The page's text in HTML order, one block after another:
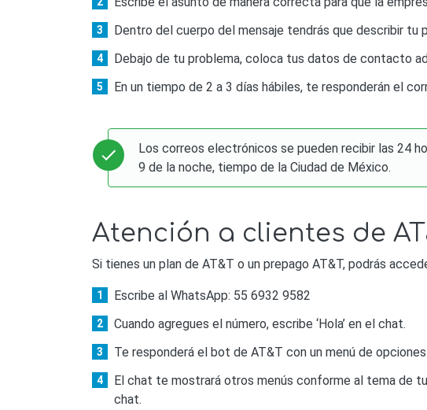
Dentro del cuerpo del mensaje tendrás que describir tu
Debajo de tu problema, coloca tus datos de contacto
En un tiempo de 2 a 3 días hábiles, te responderán el
Los correos electrónicos se pueden recibir las 24
9 de la noche, tiempo de la Ciudad de México.
Atención a clientes de
Si tienes un plan de AT&T o un prepago AT&T, podrás
Escribe al WhatsApp: 55 6932 9582
Cuando agregues el número, escribe ‘Hola’ en el chat.
Te responderá el bot de AT&T con un menú de
El chat te mostrará otros menús conforme al tema de
chat.